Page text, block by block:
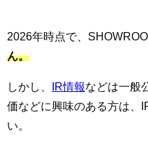
2026年時点で、
ん。
しかし、 IR情報などは一般
価などに興味のある方は、
い。